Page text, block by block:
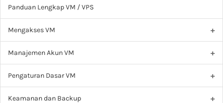
Panduan Lengkap VM / VPS
Mengakses VM
Manajemen Akun VM
Pengaturan Dasar VM
Keamanan dan Backup